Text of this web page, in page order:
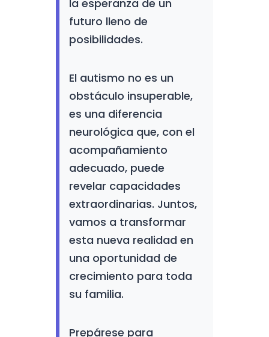
la esperanza de un
futuro lleno de
posibilidades.
El autismo no es un
obstáculo insuperable,
es una diferencia
neurológica que, con el
acompañamiento
adecuado, puede
revelar capacidades
extraordinarias. Juntos,
vamos a transformar
esta nueva realidad en
una oportunidad de
crecimiento para toda
su familia.
Prepárese para